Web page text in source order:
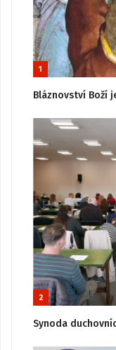
1
Bláznovství Boží
2
Synoda